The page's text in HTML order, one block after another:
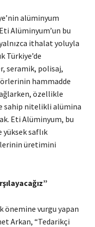
alüminyum
Alüminyum’un bu
ithalat yoluyla
Türkiye’de
seramik, polisaj,
hammadde
özellikle
sahip nitelikli alümina
Eti Alüminyum, bu
yüksek saflık
üretimini
vurgu yapan
Arkan, “Tedarikçi